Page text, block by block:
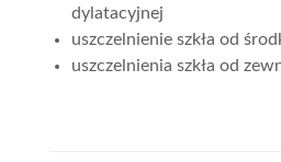
dylatacyjnej
uszczelnienie szkła od
uszczelnienia szkła od